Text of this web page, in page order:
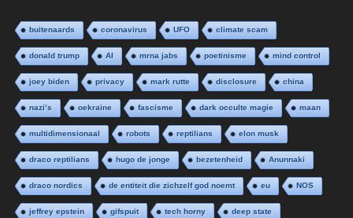
buitenaards coronavirus UFO climate scam
donald trump AI mrna jabs poetinisme mind control
joey biden privacy mark rutte disclosure china
nazi’s oekraine fascisme dark occulte magie maan
multidimensionaal robots reptilians elon musk
draco reptilians hugo de jonge bezetenheid Anunnaki
draco nordics de entiteit die zichzelf god noemt eu NOS
jeffrey epstein gifspuit tech horny deep state